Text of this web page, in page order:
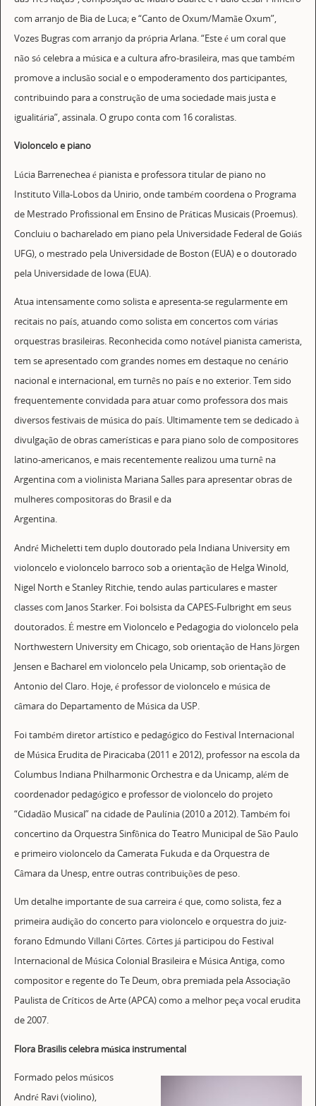
com arranjo de Bia de Luca; e “Canto de Oxum/Mamãe Oxum”,
Vozes Bugras com arranjo da própria Arlana. “Este é um coral que
não só celebra a música e a cultura afro-brasileira, mas que também
promove a inclusão social e o empoderamento dos participantes,
contribuindo para a construção de uma sociedade mais justa e
igualitária”, assinala. O grupo conta com 16 coralistas.
Violoncelo e piano
Lúcia Barrenechea é pianista e professora titular de piano no
Instituto Villa-Lobos da Unirio, onde também coordena o Programa
de Mestrado Profissional em Ensino de Práticas Musicais (Proemus).
Concluiu o bacharelado em piano pela Universidade Federal de Goiás
UFG), o mestrado pela Universidade de Boston (EUA) e o doutorado
pela Universidade de Iowa (EUA).
Atua intensamente como solista e apresenta-se regularmente em
recitais no país, atuando como solista em concertos com várias
orquestras brasileiras. Reconhecida como notável pianista camerista,
tem se apresentado com grandes nomes em destaque no cenário
nacional e internacional, em turnês no país e no exterior. Tem sido
frequentemente convidada para atuar como professora dos mais
diversos festivais de música do país. Ultimamente tem se dedicado à
divulgação de obras camerísticas e para piano solo de compositores
latino-americanos, e mais recentemente realizou uma turnê na
Argentina com a violinista Mariana Salles para apresentar obras de
mulheres compositoras do Brasil e da
Argentina.
André Micheletti tem duplo doutorado pela Indiana University em
violoncelo e violoncelo barroco sob a orientação de Helga Winold,
Nigel North e Stanley Ritchie, tendo aulas particulares e master
classes com Janos Starker. Foi bolsista da CAPES-Fulbright em seus
doutorados. É mestre em Violoncelo e Pedagogia do violoncelo pela
Northwestern University em Chicago, sob orientação de Hans Jörgen
Jensen e Bacharel em violoncelo pela Unicamp, sob orientação de
Antonio del Claro. Hoje, é professor de violoncelo e música de
câmara do Departamento de Música da USP.
Foi também diretor artístico e pedagógico do Festival Internacional
de Música Erudita de Piracicaba (2011 e 2012), professor na escola da
Columbus Indiana Philharmonic Orchestra e da Unicamp, além de
coordenador pedagógico e professor de violoncelo do projeto
“Cidadão Musical” na cidade de Paulínia (2010 a 2012). Também foi
concertino da Orquestra Sinfônica do Teatro Municipal de São Paulo
e primeiro violoncelo da Camerata Fukuda e da Orquestra de
Câmara da Unesp, entre outras contribuições de peso.
Um detalhe importante de sua carreira é que, como solista, fez a
primeira audição do concerto para violoncelo e orquestra do juiz-
forano Edmundo Villani Côrtes. Côrtes já participou do Festival
Internacional de Música Colonial Brasileira e Música Antiga, como
compositor e regente do Te Deum, obra premiada pela Associação
Paulista de Críticos de Arte (APCA) como a melhor peça vocal erudita
de 2007.
Flora Brasilis celebra música instrumental
Formado pelos músicos
André Ravi (violino),